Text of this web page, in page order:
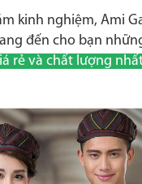
kinh nghiệm, Ami
đến cho bạn
rẻ và chất lượng